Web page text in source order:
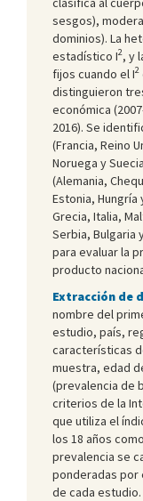
sesgos),
dominios). La
estadístico I2, y
fijos cuando el I2
distinguieron
económica
2016). Se
(Francia, Reino
Noruega y
(Alemania,
Estonia,
Grecia, Italia,
Serbia, Bulgaria
para evaluar la
producto
Extracción de
nombre del
estudio, país,
características
muestra, edad
(prevalencia de
criterios de la
que utiliza el
los 18 años
prevalencia se
ponderadas por
de cada estudio.